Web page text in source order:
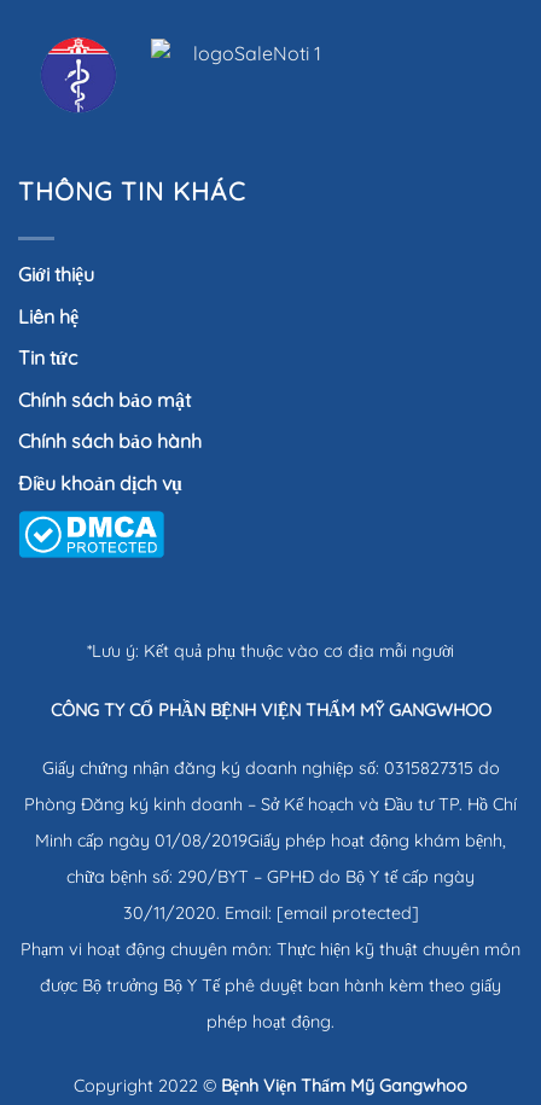
THÔNG TIN KHÁC
Giới thiệu
Liên hệ
Tin tức
Chính sách bảo mật
Chính sách bảo hành
Điều khoản dịch vụ
*Lưu ý: Kết quả phụ thuộc vào cơ địa mỗi người
CÔNG TY CỔ PHẦN BỆNH VIỆN THẨM MỸ GANGWHOO
Giấy chứng nhận đăng ký doanh nghiệp số: 0315827315 do
Phòng Đăng ký kinh doanh – Sở Kế hoạch và Đầu tư TP. Hồ Chí
Minh cấp ngày 01/08/2019Giấy phép hoạt động khám bệnh,
chữa bệnh số: 290/BYT – GPHĐ do Bộ Y tế cấp ngày
30/11/2020. Email: [email protected]
Phạm vi hoạt động chuyên môn: Thực hiện kỹ thuật chuyên môn
được Bộ trưởng Bộ Y Tế phê duyệt ban hành kèm theo giấy
phép hoạt động.
Copyright 2022 © Bệnh Viện Thẩm Mỹ Gangwhoo